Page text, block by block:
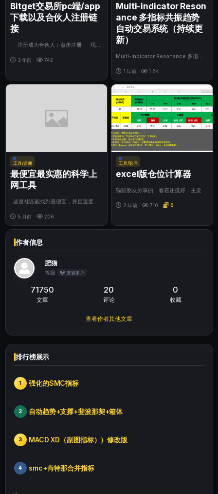
Bitget交易所pc端/app
下载以及合伙人注册链
接
注册成为合伙人：点击注册 现货
2 年前 742
Multi-indicator Reson
ance 多指标共振趋势
自动交易系统（持续更
新）
Multi-indicator Resonance 多指标
1 年前 1.2K
工具/返佣
最便宜最实惠的科学上
网工具
这是社区能找到最便宜，并且速度最
4元钱，...
5 月前 206
工具/返佣
excel版仓位计算器
猫猫朋友分享的，看着还挺好，主要是
2 年前 710 0
作者信息
肥猫
等级 普通用户
71750
文章
20
评论
0
收藏
查看作者其他文章
排行榜展示
1 强化的SMC指标
2 自动趋势+支撑+斐波那契+箱体
3 MACD XD（副图指标））修改版
4 smc+肯特那合并指标